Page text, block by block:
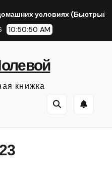
условиях (Быстрый ответ
10:50:50 AM
книжка